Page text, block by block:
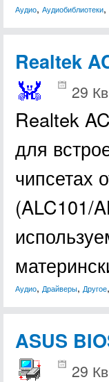
Аудио, Аудиобиблиотеки,
Realtek
29
Realtek
для
чипсетах
(ALC101/
Аудио, Драйверы, Другое
ASUS
29